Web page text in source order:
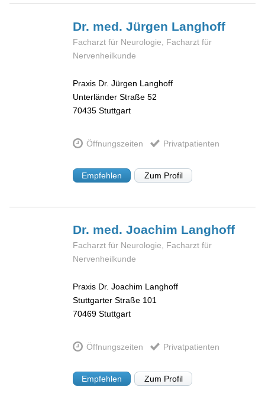
Dr. med. Jürgen Langhoff
Facharzt für Neurologie, Facharzt für
Nervenheilkunde
Praxis Dr. Jürgen Langhoff
Unterländer Straße 52
70435 Stuttgart
Öffnungszeiten Privatpatienten
Empfehlen Zum Profil
Dr. med. Joachim Langhoff
Facharzt für Neurologie, Facharzt für
Nervenheilkunde
Praxis Dr. Joachim Langhoff
Stuttgarter Straße 101
70469 Stuttgart
Öffnungszeiten Privatpatienten
Empfehlen Zum Profil